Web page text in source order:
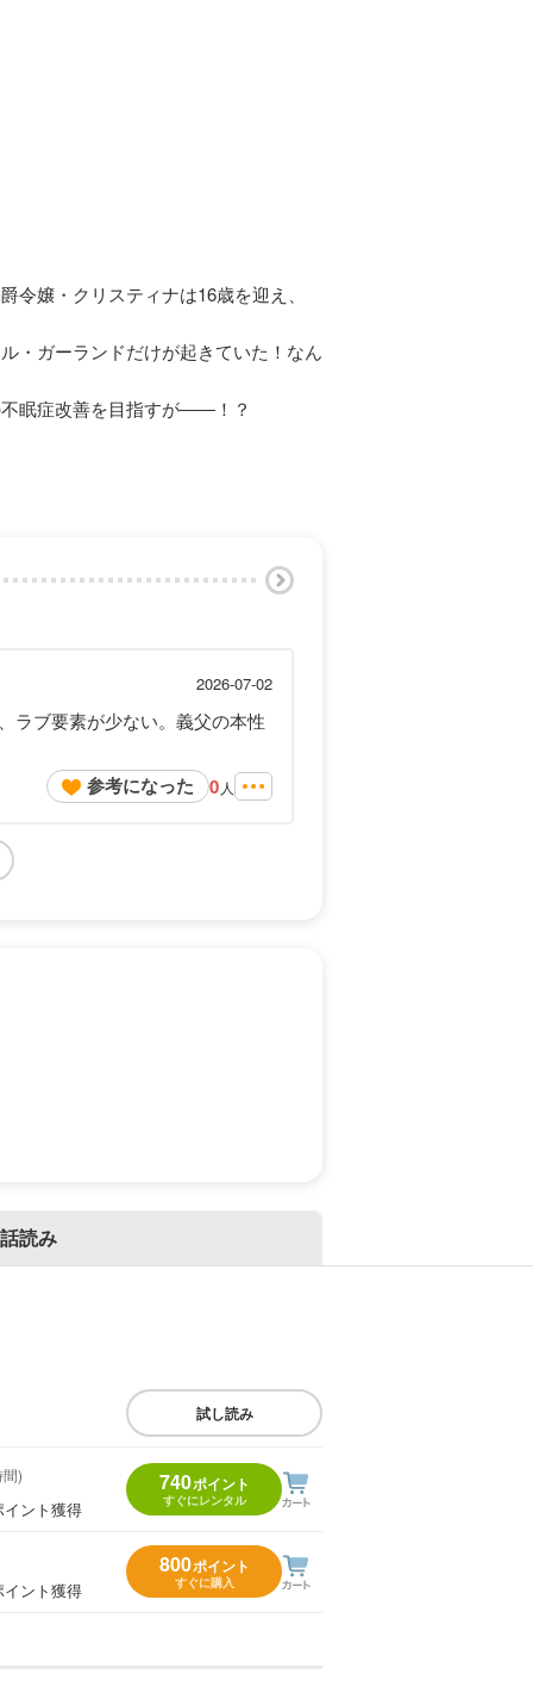
嬢・クリスティナは16歳を迎え、
・ガーランドだけが起きていた！なん
不眠症改善を目指すが――！？
2026-07-02
ラブ要素が少ない。義父の本性
参考になった 0 人
話読み
試し読み
)
イント獲得
740ポイント
すぐにレンタル
イント獲得
800ポイント
すぐに購入